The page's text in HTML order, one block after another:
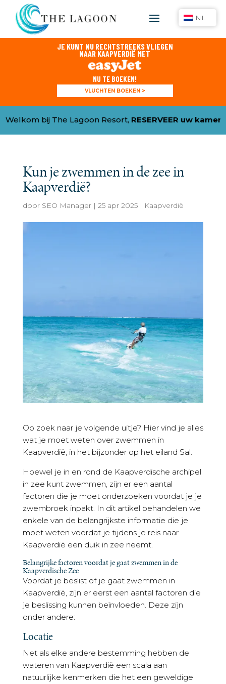
JE KUNT NU RECHTSTREEKS VLIEGEN
NAAR KAAPVERDIË MET
NU TE BOEKEN!
VLUCHTEN BOEKEN >
bij The Lagoon Resort,RESERVEER uw kamer &
Kun je zwemmen in de zee in
Kaapverdië?
door SEO Manager| 25 apr 2025| Kaapverdië
Op zoek naar je volgende uitje? Hier vind je alles
wat je moet weten over zwemmen in
Kaapverdië, in het bijzonder op het eiland Sal.
Hoewel je in en rond de Kaapverdische archipel
in zee kunt zwemmen, zijn er een aantal
factoren die je moet onderzoeken voordat je je
zwembroek inpakt. In dit artikel behandelen we
enkele van de belangrijkste informatie die je
moet weten voordat je tijdens je reis naar
Kaapverdië een duik in zee neemt.
Belangrijke factoren voordat je gaat zwemmen in de
Kaapverdische Zee
Voordat je beslist of je gaat zwemmen in
Kaapverdië, zijn er eerst een aantal factoren die
je beslissing kunnen beïnvloeden. Deze zijn
onder andere:
Locatie
Net als elke andere bestemming hebben de
wateren van Kaapverdië een scala aan
natuurlijke kenmerken die het een geweldige
NL